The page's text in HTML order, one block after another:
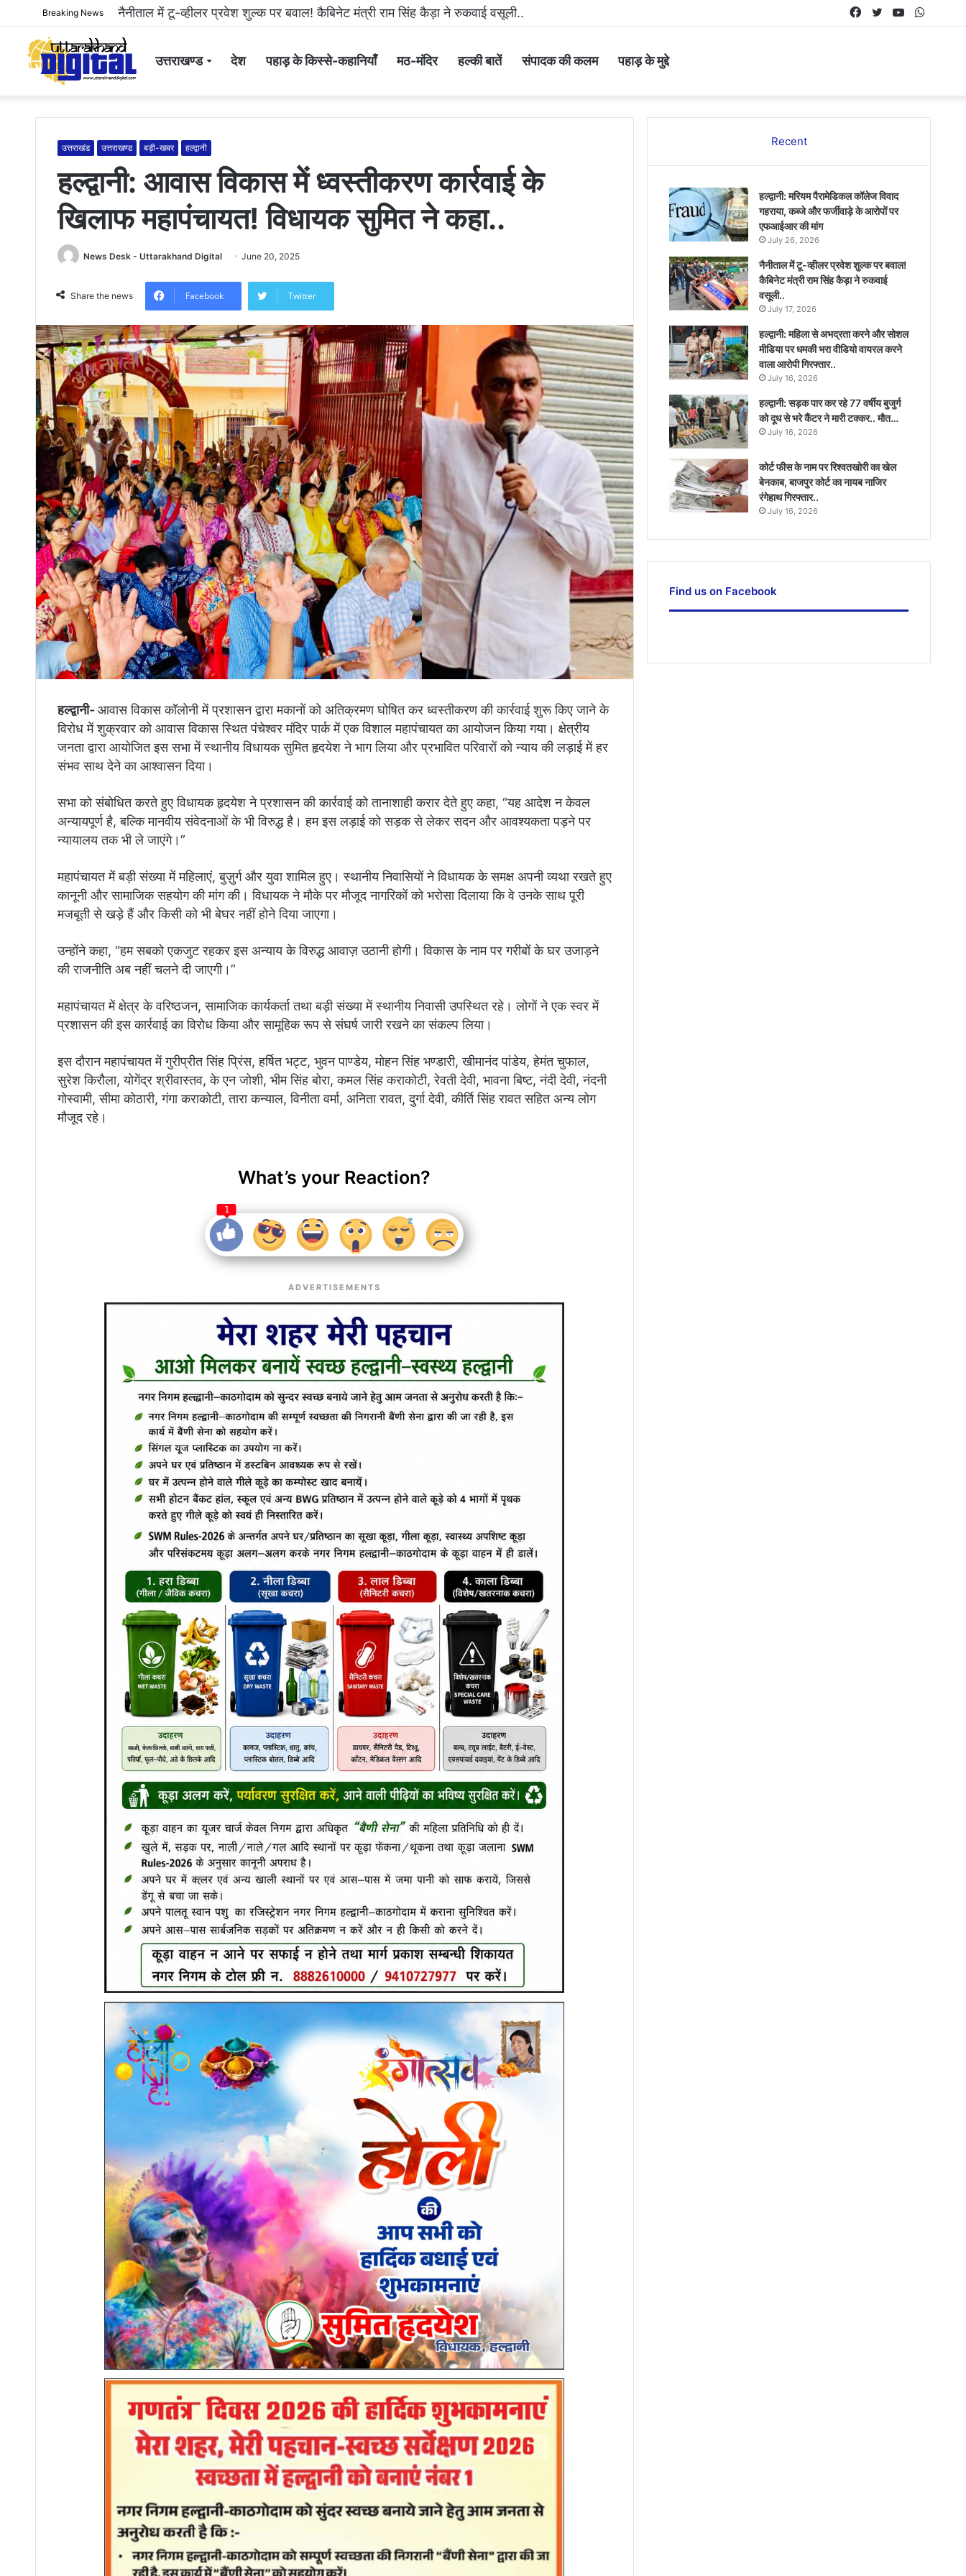
Breaking News हल्द्वानी: महिला से अभद्रता करने और सोशल मीडिया पर धमकी भरा वीडियो वायरल करने वाला आरोपी गिरफ्तार.. YouTube
Twitter
Facebook
उत्तराखण्ड देश पहाड़ के किस्से-कहानियाँ मठ-मंदिर हल्की बातें संपादक की कलम पहाड़ के मुद्दे
उत्तराखंड उत्तराखण्ड बड़ी-खबर हल्द्वानी
हल्द्वानी: आवास विकास में ध्वस्तीकरण कार्रवाई के
खिलाफ महापंचायत! विधायक सुमित ने कहा..
News Desk - Uttarakhand Digital June 20, 2025
Share the news Facebook Twitter
हल्द्वानी-आवास विकास कॉलोनी में प्रशासन द्वारा मकानों को अतिक्रमण घोषित कर ध्वस्तीकरण की कार्रवाई शुरू किए जाने के
विरोध में शुक्रवार को आवास विकास स्थित पंचेश्वर मंदिर पार्क में एक विशाल महापंचायत का आयोजन किया गया। क्षेत्रीय
जनता द्वारा आयोजित इस सभा में स्थानीय विधायक सुमित हृदयेश ने भाग लिया और प्रभावित परिवारों को न्याय की लड़ाई में हर
संभव साथ देने का आश्वासन दिया।
सभा को संबोधित करते हुए विधायक हृदयेश ने प्रशासन की कार्रवाई को तानाशाही करार देते हुए कहा, “यह आदेश न केवल
अन्यायपूर्ण है, बल्कि मानवीय संवेदनाओं के भी विरुद्ध है। हम इस लड़ाई को सड़क से लेकर सदन और आवश्यकता पड़ने पर
न्यायालय तक भी ले जाएंगे।”
महापंचायत में बड़ी संख्या में महिलाएं, बुज़ुर्ग और युवा शामिल हुए। स्थानीय निवासियों ने विधायक के समक्ष अपनी व्यथा रखते हुए
कानूनी और सामाजिक सहयोग की मांग की। विधायक ने मौके पर मौजूद नागरिकों को भरोसा दिलाया कि वे उनके साथ पूरी
मजबूती से खड़े हैं और किसी को भी बेघर नहीं होने दिया जाएगा।
उन्होंने कहा, “हम सबको एकजुट रहकर इस अन्याय के विरुद्ध आवाज़ उठानी होगी। विकास के नाम पर गरीबों के घर उजाड़ने
की राजनीति अब नहीं चलने दी जाएगी।”
महापंचायत में क्षेत्र के वरिष्ठजन, सामाजिक कार्यकर्ता तथा बड़ी संख्या में स्थानीय निवासी उपस्थित रहे। लोगों ने एक स्वर में
प्रशासन की इस कार्रवाई का विरोध किया और सामूहिक रूप से संघर्ष जारी रखने का संकल्प लिया।
इस दौरान महापंचायत में गुरीप्रीत सिंह प्रिंस, हर्षित भट्ट, भुवन पाण्डेय, मोहन सिंह भण्डारी, खीमानंद पांडेय, हेमंत चुफाल,
सुरेश किरौला, योगेंद्र श्रीवास्तव, के एन जोशी, भीम सिंह बोरा, कमल सिंह कराकोटी, रेवती देवी, भावना बिष्ट, नंदी देवी, नंदनी
गोस्वामी, सीमा कोठारी, गंगा कराकोटी, तारा कन्याल, विनीता वर्मा, अनिता रावत, दुर्गा देवी, कीर्ति सिंह रावत सहित अन्य लोग
मौजूद रहे।
What’s your Reaction?
1
ADVERTISEMENTS
Recent
हल्द्वानी: मरियम पैरामेडिकल कॉलेज विवाद
गहराया, कब्जे और फर्जीवाड़े के आरोपों पर
एफआईआर की मांग
July 26, 2026
नैनीताल में टू-व्हीलर प्रवेश शुल्क पर बवाल!
कैबिनेट मंत्री राम सिंह कैड़ा ने रुकवाई
वसूली..
July 17, 2026
हल्द्वानी: महिला से अभद्रता करने और सोशल
मीडिया पर धमकी भरा वीडियो वायरल करने
वाला आरोपी गिरफ्तार..
July 16, 2026
हल्द्वानी: सड़क पार कर रहे 77 वर्षीय बुजुर्ग
को दूध से भरे कैंटर ने मारी टक्कर.. मौत…
July 16, 2026
कोर्ट फीस के नाम पर रिश्वतखोरी का खेल
बेनकाब, बाजपुर कोर्ट का नायब नाजिर
रंगेहाथ गिरफ्तार..
July 16, 2026
Find us on Facebook